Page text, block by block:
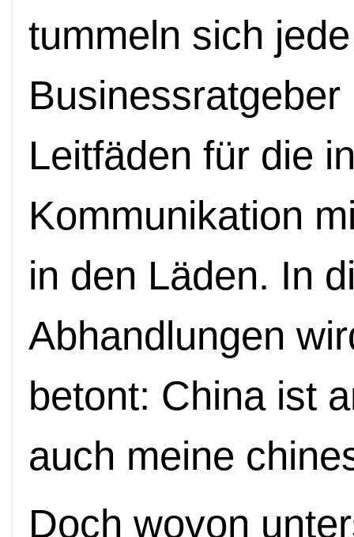
tummeln sich
Leitfäden für die
Kommunikation
in den Läden. In
Abhandlungen
betont: China ist
auch meine
Doch wovon